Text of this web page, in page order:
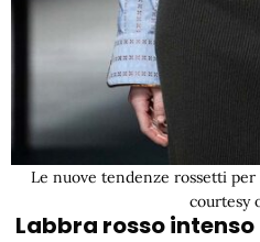
Le nuove tendenze rossetti
courtesy
Labbra rosso intenso